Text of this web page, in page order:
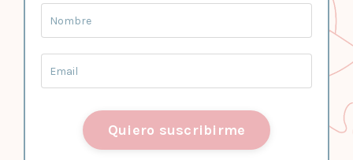
Quiero suscribirme